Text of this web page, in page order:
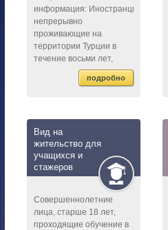
информация: Иностранцы,
непрерывно
проживающие на
территории Турции в
течение восьми лет,
могут получить
бессрочный вид на
оформление вида на
жительство, им следует
...
подробно
Вид на
жительство для
учащихся и
стажеров
Совершеннолетние
лица, старше 18 лет,
проходящие обучение в